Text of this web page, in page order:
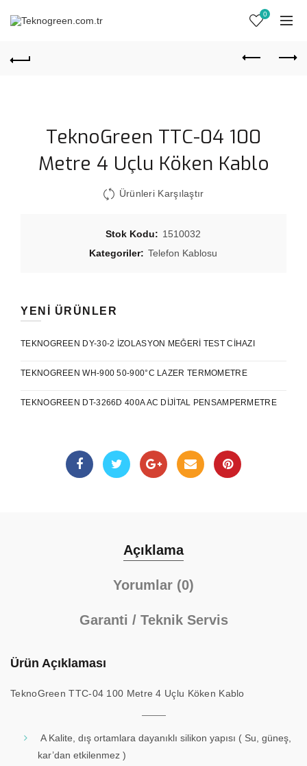
0
TeknoGreen TTC-04 100
Metre 4 Uçlu Köken Kablo
Ürünleri Karşılaştır
Stok Kodu: 1510032
Kategoriler: Telefon Kablosu
YENI ÜRÜNLER
TEKNOGREEN DY-30-2 İZOLASYON MEĞERI TEST CIHAZI
TEKNOGREEN WH-900 50-900°C LAZER TERMOMETRE
TEKNOGREEN DT-3266D 400A AC DIJITAL PENSAMPERMETRE
Açıklama
Yorumlar (0)
Garanti / Teknik Servis
Ürün Açıklaması
TeknoGreen TTC-04 100 Metre 4 Uçlu Köken Kablo
A Kalite, dış ortamlara dayanıklı silikon yapısı ( Su, güneş,
kar’dan etkilenmez )